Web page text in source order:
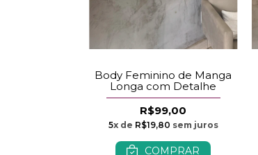
Body Feminino de Manga
Longa com Detalhe
R$99,00
5x de R$19,80 sem juros
COMPRAR